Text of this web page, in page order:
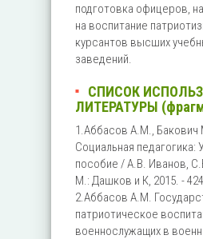
подготовка офицеров,
на воспитание
курсантов высших
заведений.
СПИСОК
ЛИТЕРАТУРЫ
1.Аббасов А.М., Бакович
Социальная педагогика:
пособие / А.В. Иванов,
М.: Дашков и К, 2015. -
2.Аббасов А.М.
патриотическое
военнослужащих в